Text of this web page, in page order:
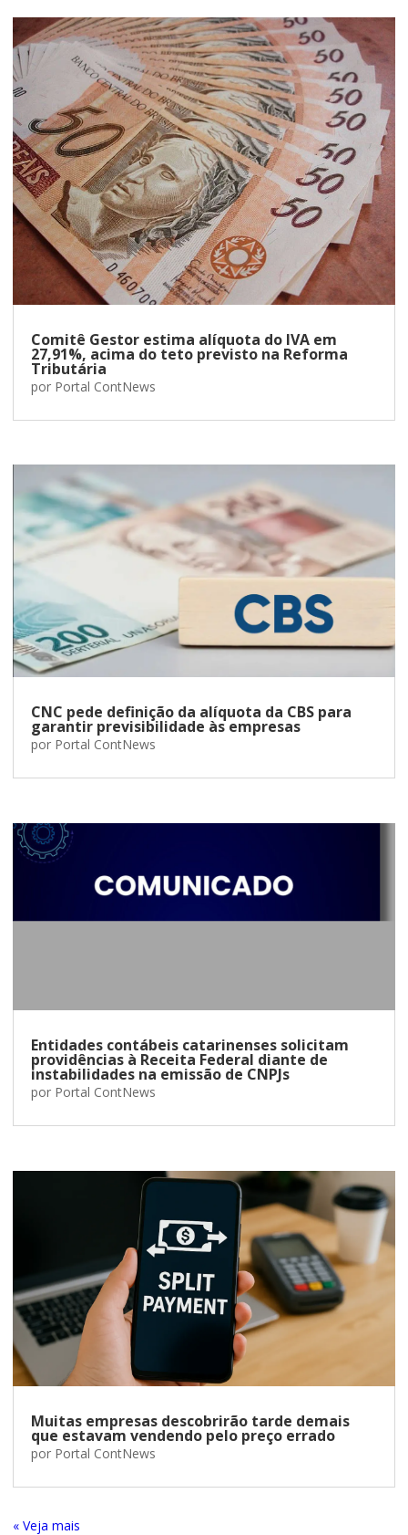
Comitê Gestor estima alíquota do IVA em
27,91%, acima do teto previsto na Reforma
Tributária
por Portal ContNews
CNC pede definição da alíquota da CBS para
garantir previsibilidade às empresas
por Portal ContNews
Entidades contábeis catarinenses solicitam
providências à Receita Federal diante de
instabilidades na emissão de CNPJs
por Portal ContNews
Muitas empresas descobrirão tarde demais
que estavam vendendo pelo preço errado
por Portal ContNews
« Entradas Antigas